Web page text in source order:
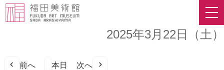
2025年3月22日（土）
前へ 本日 次へ